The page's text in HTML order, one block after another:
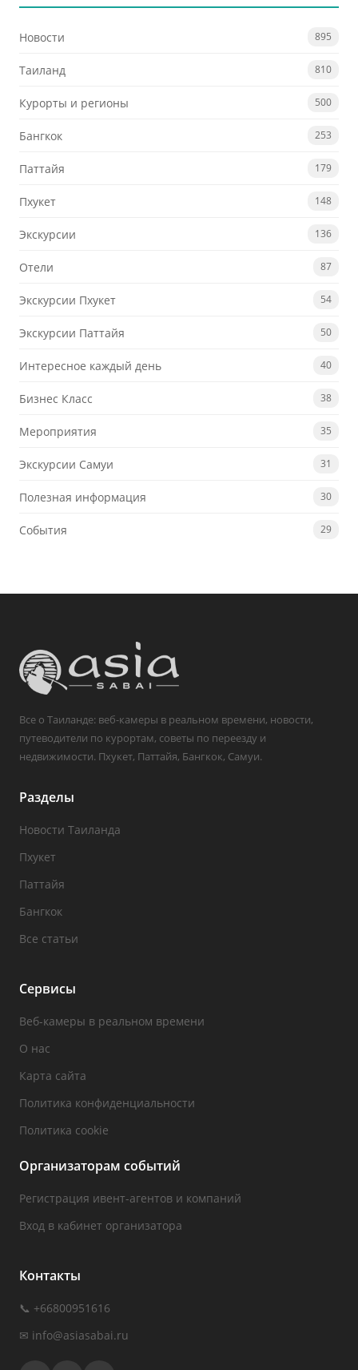
Новости 895
Таиланд 810
Курорты и регионы 500
Бангкок 253
Паттайя 179
Пхукет 148
Экскурсии 136
Отели 87
Экскурсии Пхукет 54
Экскурсии Паттайя 50
Интересное каждый день 40
Бизнес Класс 38
Мероприятия 35
Экскурсии Самуи 31
Полезная информация 30
События 29
Все о Таиланде: веб-камеры в реальном времени, новости,
путеводители по курортам, советы по переезду и
недвижимости. Пхукет, Паттайя, Бангкок, Самуи.
Разделы
Новости Таиланда
Пхукет
Паттайя
Бангкок
Все статьи
Сервисы
Веб-камеры в реальном времени
О нас
Карта сайта
Политика конфиденциальности
Политика cookie
Организаторам событий
Регистрация ивент-агентов и компаний
Вход в кабинет организатора
Контакты
📞 +66800951616
✉ info@asiasabai.ru